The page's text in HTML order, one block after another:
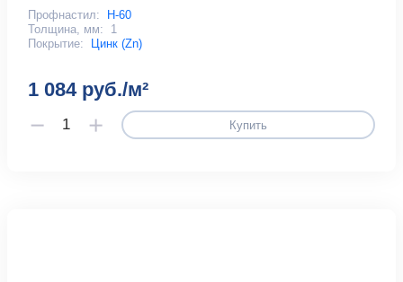
Профнастил:
Н-60
Толщина, мм:
1
Покрытие:
Цинк (Zn)
1 084 руб./м²
Купить